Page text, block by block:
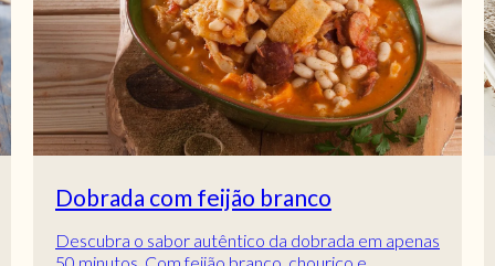
Dobrada com feijão branco
Descubra o sabor autêntico da dobrada em apenas